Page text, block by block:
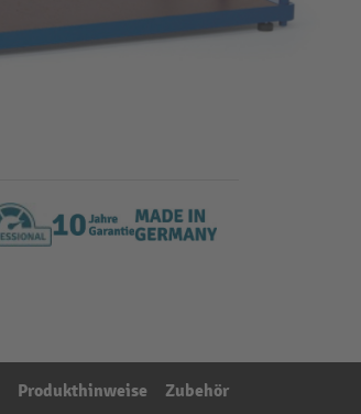
Produkthinweise Zubehör